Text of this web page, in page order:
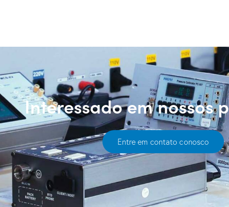
Interessado em nossos
Entre em contato conosco